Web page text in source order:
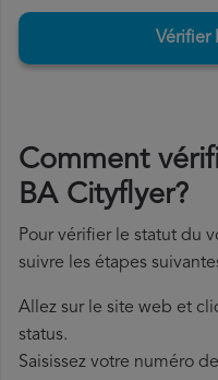
Vérifier
Comment
BA Cityflyer?
Pour vérifier le statut du
suivre les étapes
Allez sur le site web et
status.
Saisissez votre numéro